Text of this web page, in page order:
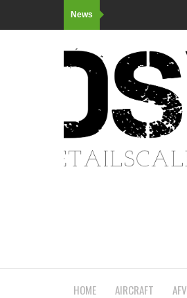
News
HOME AIRCRAFT AFV